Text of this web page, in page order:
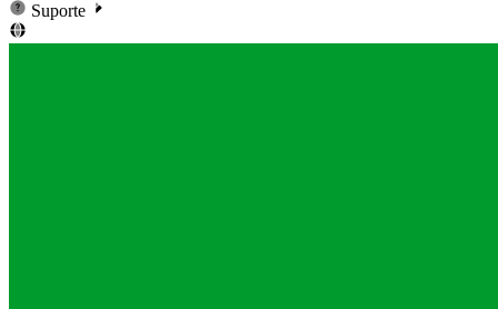
Suporte